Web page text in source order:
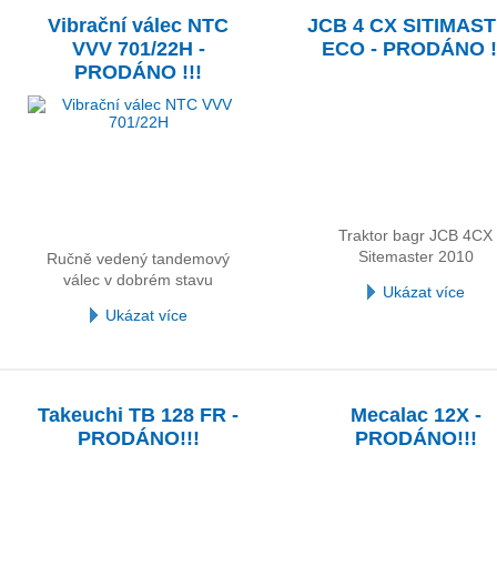
Vibrační válec NTC
VVV 701/22H -
PRODÁNO !!!
Ručně vedený tandemový
válec v dobrém stavu
Ukázat více
JCB 4 CX
ECO - PRODÁNO
Traktor bagr JCB 4CX
Sitemaster 2010
Ukázat více
Takeuchi TB 128 FR -
PRODÁNO!!!
Mecalac 12X -
PRODÁNO!!!